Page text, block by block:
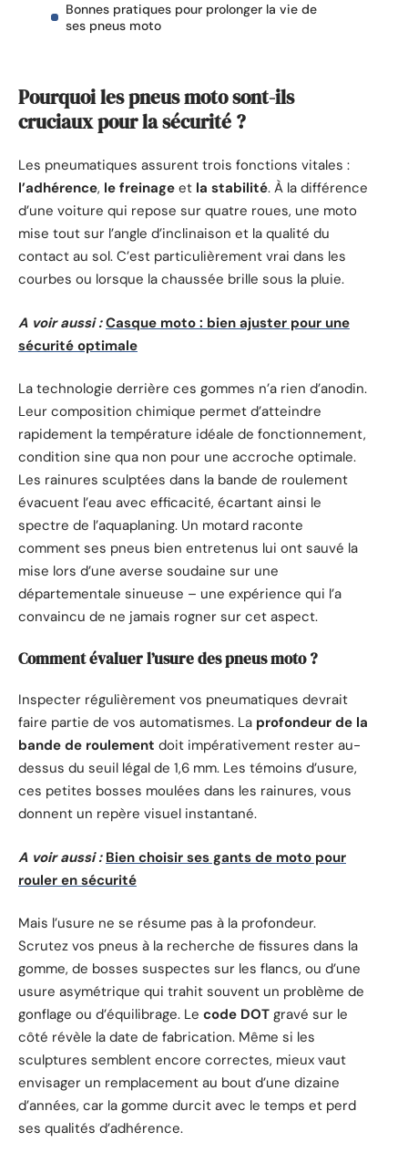
Bonnes pratiques pour prolonger la vie de
ses pneus moto
Pourquoi les pneus moto sont-ils
cruciaux pour la sécurité ?
Les pneumatiques assurent trois fonctions vitales :
l’adhérence, le freinage et la stabilité. À la différence
d’une voiture qui repose sur quatre roues, une moto
mise tout sur l’angle d’inclinaison et la qualité du
contact au sol. C’est particulièrement vrai dans les
courbes ou lorsque la chaussée brille sous la pluie.
A voir aussi : Casque moto : bien ajuster pour une
sécurité optimale
La technologie derrière ces gommes n’a rien d’anodin.
Leur composition chimique permet d’atteindre
rapidement la température idéale de fonctionnement,
condition sine qua non pour une accroche optimale.
Les rainures sculptées dans la bande de roulement
évacuent l’eau avec efficacité, écartant ainsi le
spectre de l’aquaplaning. Un motard raconte
comment ses pneus bien entretenus lui ont sauvé la
mise lors d’une averse soudaine sur une
départementale sinueuse – une expérience qui l’a
convaincu de ne jamais rogner sur cet aspect.
Comment évaluer l’usure des pneus moto ?
Inspecter régulièrement vos pneumatiques devrait
faire partie de vos automatismes. La profondeur de la
bande de roulement doit impérativement rester au-
dessus du seuil légal de 1,6 mm. Les témoins d’usure,
ces petites bosses moulées dans les rainures, vous
donnent un repère visuel instantané.
A voir aussi : Bien choisir ses gants de moto pour
rouler en sécurité
Mais l’usure ne se résume pas à la profondeur.
Scrutez vos pneus à la recherche de fissures dans la
gomme, de bosses suspectes sur les flancs, ou d’une
usure asymétrique qui trahit souvent un problème de
gonflage ou d’équilibrage. Le code DOT gravé sur le
côté révèle la date de fabrication. Même si les
sculptures semblent encore correctes, mieux vaut
envisager un remplacement au bout d’une dizaine
d’années, car la gomme durcit avec le temps et perd
ses qualités d’adhérence.